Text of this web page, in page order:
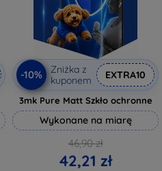
-10%
Zniżka z
kuponem
EXTRA10
3mk Pure Matt Szkło ochronne
Wykonane na miarę
46,90 zł
42,21 zł